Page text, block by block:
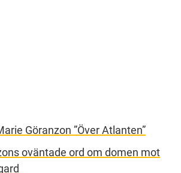
Göranzon ”Över Atlanten”
oväntade ord om domen mot